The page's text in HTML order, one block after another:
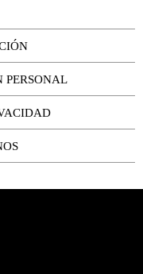
PERSONAL